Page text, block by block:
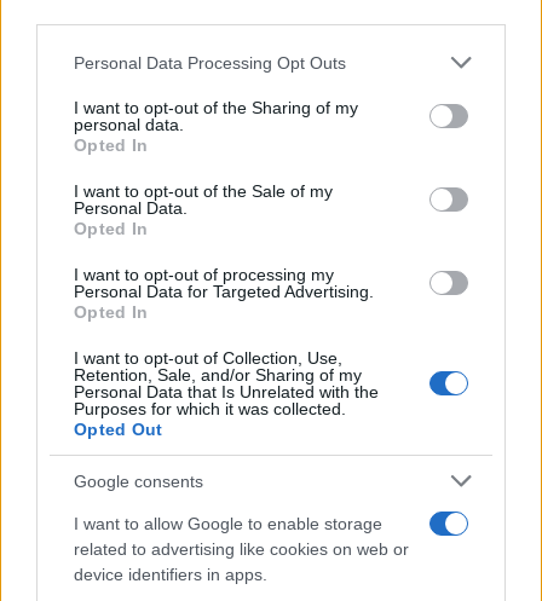
Please note that this website/app uses one or more Google
not limited to your visit or usage behaviour. You may click to
grant or deny consent to Google and its third-party tags to
use your data for below specified purposes in below Google
consent section.
Personal Data Processing Opt Outs
I want to opt-out of the Sharing of my
personal data.
Opted In
I want to opt-out of the Sale of my
Personal Data.
Opted In
I want to opt-out of processing my
Personal Data for Targeted Advertising.
Opted In
I want to opt-out of Collection, Use,
Retention, Sale, and/or Sharing of my
Personal Data that Is Unrelated with the
Purposes for which it was collected.
Opted Out
Google consents
I want to allow Google to enable storage
related to advertising like cookies on web or
device identifiers in apps.
Ricevi le nostre ultime news
Condividi l'articolo
F
a
ce
b
o
o
k
T
w
it
te
r
n
te
st
h
at
p
p
h
a
Articolo precedente
NOTIZIE RECENTI